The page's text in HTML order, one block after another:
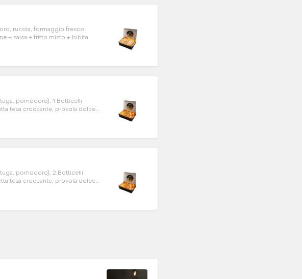
rucola, formaggio fresco
+ salsa + fritto misto + bibita
pomodoro), 1 Botticelli
tesa croccante, provola dolce,
pomodoro), 2 Botticelli
tesa croccante, provola dolce,
+ salsa +